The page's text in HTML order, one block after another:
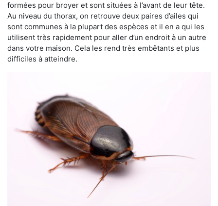
formées pour broyer et sont situées à l’avant de leur tête.
Au niveau du thorax, on retrouve deux paires d’ailes qui
sont communes à la plupart des espèces et il en a qui les
utilisent très rapidement pour aller d’un endroit à un autre
dans votre maison. Cela les rend très embêtants et plus
difficiles à atteindre.